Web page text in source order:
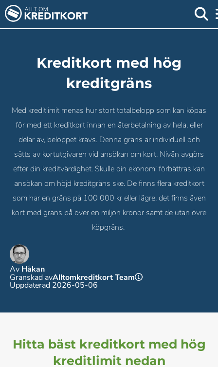
Kreditkort med hög
kreditgräns
Med kreditlimit menas hur stort totalbelopp som kan köpas
för med ett kreditkort innan en återbetalning av hela, eller
delar av, beloppet krävs. Denna gräns är individuell och
sätts av kortutgivaren vid ansökan om kort. Nivån avgörs
efter din kreditvärdighet. Skulle din ekonomi förbättras kan
ansökan om höjd kreditgräns ske. De finns flera kreditkort
som har en gräns på 100 000 kr eller lägre, det finns även
kort med gräns på över en miljon kronor samt de utan övre
köpgräns.
Av Håkan
Granskad avAlltomkreditkort Team
Uppdaterad 2026-05-06
Hitta bäst kreditkort med hög
kreditlimit nedan